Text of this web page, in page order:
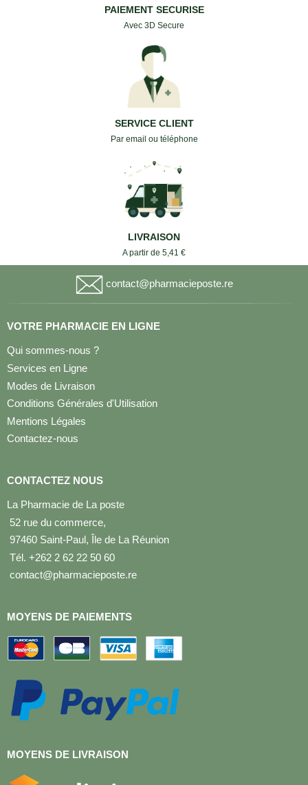
PAIEMENT SECURISE
Avec 3D Secure
SERVICE CLIENT
Par email ou téléphone
LIVRAISON
A partir de 5,41 €
contact@pharmacieposte.re
VOTRE PHARMACIE EN LIGNE
Qui sommes-nous ?
Services en Ligne
Modes de Livraison
Conditions Générales d'Utilisation
Mentions Légales
Contactez-nous
CONTACTEZ NOUS
La Pharmacie de La poste
52 rue du commerce,
97460 Saint-Paul, Île de La Réunion
Tél. +262 2 62 22 50 60
contact@pharmacieposte.re
MOYENS DE PAIEMENTS
MOYENS DE LIVRAISON